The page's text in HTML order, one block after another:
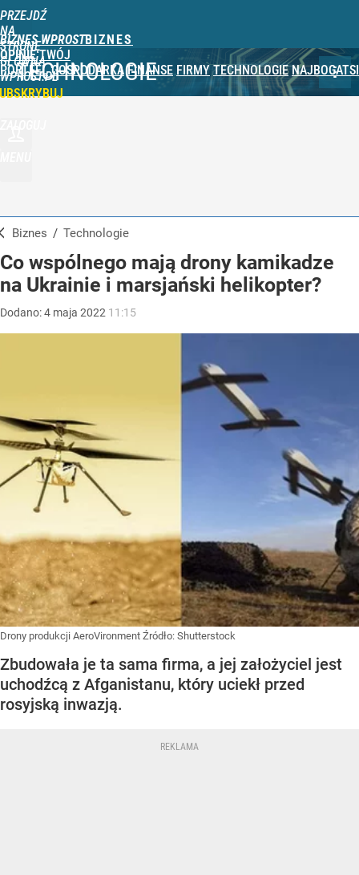
PRZEJDŹ
NA
STRONĘ
GŁÓWNĄ
WPROST.PL
BIZNES WPROST
OPINIE TWÓJ
PORTFEL GOSPODARKA FINANSE FIRMY TECHNOLOGIE NAJBOGATSI
TECHNOLOGIE
Biznes / Technologie
Co wspólnego mają drony kamikadze
na Ukrainie i marsjański helikopter?
Dodano:4 maja 2022 11:15
Drony produkcji AeroVironment Źródło: Shutterstock
Zbudowała je ta sama firma, a jej założyciel jest
uchodźcą z Afganistanu, który uciekł przed
rosyjską inwazją.